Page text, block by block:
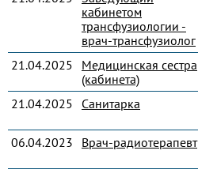
кабинетом
трансфузиологии -
врач-трансфузиолог
21.04.2025
Медицинская сестра
(кабинета)
21.04.2025
Санитарка
06.04.2023
Врач-радиотерапевт